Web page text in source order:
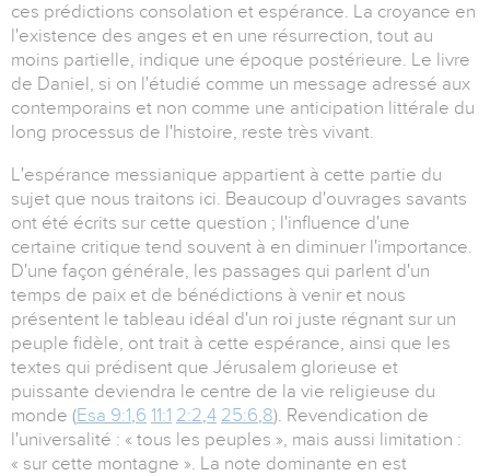
ces prédictions consolation et espérance. La croyance en
l'existence des anges et en une résurrection, tout au
moins partielle, indique une époque postérieure. Le livre
de Daniel, si on l'étudié comme un message adressé aux
contemporains et non comme une anticipation littérale du
long processus de l'histoire, reste très vivant.
L'espérance messianique appartient à cette partie du
sujet que nous traitons ici. Beaucoup d'ouvrages savants
ont été écrits sur cette question ; l'influence d'une
certaine critique tend souvent à en diminuer l'importance.
D'une façon générale, les passages qui parlent d'un
temps de paix et de bénédictions à venir et nous
présentent le tableau idéal d'un roi juste régnant sur un
peuple fidèle, ont trait à cette espérance, ainsi que les
textes qui prédisent que Jérusalem glorieuse et
puissante deviendra le centre de la vie religieuse du
monde (Esa 9:1,6 11:1 2:2,4 25:6,8). Revendication de
l'universalité : « tous les peuples », mais aussi limitation :
« sur cette montagne ». La note dominante en est